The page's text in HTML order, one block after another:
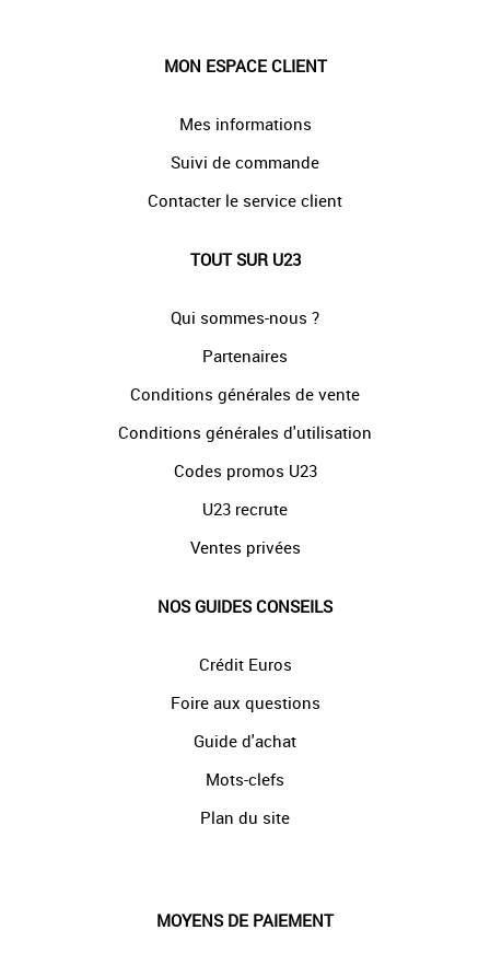
MON ESPACE CLIENT
Mes informations
Suivi de commande
Contacter le service client
TOUT SUR U23
Qui sommes-nous ?
Partenaires
Conditions générales de vente
Conditions générales d'utilisation
Codes promos U23
U23 recrute
Ventes privées
NOS GUIDES CONSEILS
Crédit Euros
Foire aux questions
Guide d'achat
Mots-clefs
Plan du site
MOYENS DE PAIEMENT